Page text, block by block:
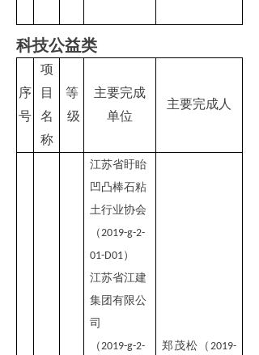
科技公益类
序
号
项
目
名
称
等
级
主要完成
单位
主要完成人
江苏省盱眙
凹凸棒石粘
土行业协会
（2019-g-2-
01-D01）
江苏省江建
集团有限公
司
（2019-g-2-
郑茂松（ 2019-